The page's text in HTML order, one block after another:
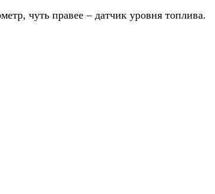
чуть правее – датчик уровня топлива.